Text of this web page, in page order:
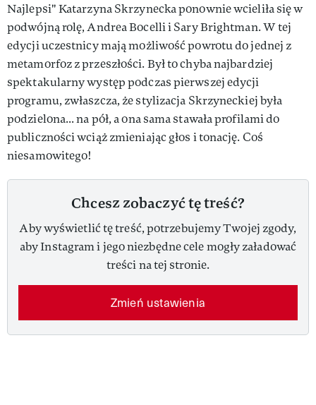
Najlepsi" Katarzyna Skrzynecka ponownie wcieliła się w
podwójną rolę, Andrea Bocelli i Sary Brightman. W tej
edycji uczestnicy mają możliwość powrotu do jednej z
metamorfoz z przeszłości. Był to chyba najbardziej
spektakularny występ podczas pierwszej edycji
programu, zwłaszcza, że stylizacja Skrzyneckiej była
podzielona... na pół, a ona sama stawała profilami do
publiczności wciąż zmieniając głos i tonację. Coś
niesamowitego!
Chcesz zobaczyć tę treść?
Aby wyświetlić tę treść, potrzebujemy Twojej zgody,
aby Instagram i jego niezbędne cele mogły załadować
treści na tej stronie.
Zmień ustawienia